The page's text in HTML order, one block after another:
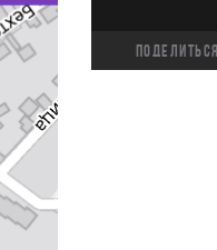
Поделиться